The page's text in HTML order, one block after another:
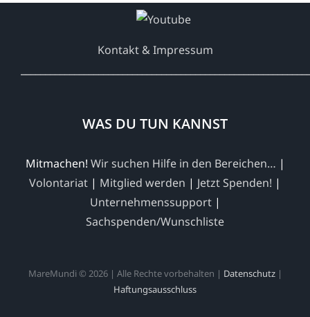
Kontakt & Impressum
WAS DU TUN KANNST
Mitmachen! Wir suchen Hilfe in den Bereichen… |
Volontariat | Mitglied werden | Jetzt Spenden! |
Unternehmenssupport|
Sachspenden/Wunschliste
MareMundi © 2026 | Alle Rechte vorbehalten | Datenschutz|
Haftungsausschluss